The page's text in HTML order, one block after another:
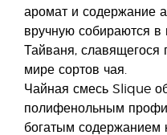
аромат и содержание
вручную собираются в
Тайваня, славящегося
мире сортов чая.
Чайная смесь Slique
полифенольным
богатым содержанием